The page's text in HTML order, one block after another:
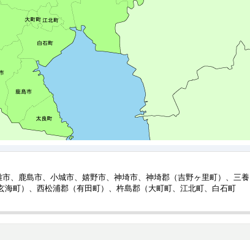
、鹿島市、小城市、嬉野市、神埼市、神埼郡（吉野ヶ里町）、三養
町）、西松浦郡（有田町）、杵島郡（大町町、江北町、白石町